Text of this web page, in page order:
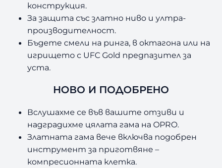
конструкция.
За защита със златно ниво и ултра-
производителност.
Бъдете смели на ринга, в октагона или на
игрището с UFC Gold предпазител за
уста.
НОВО И ПОДОБРЕНО
Вслушахме се във вашите отзиви и
надградихме цялата гама на OPRO.
Златната гама вече включва подобрен
инструмент за приготвяне –
компресионната клетка.